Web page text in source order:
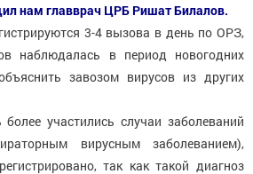
нам главврач ЦРБ Ришат Билалов.
3-4 вызова в день по ОРЗ,
наблюдалась в период новогодних
завозом вирусов из других
участились случаи заболеваний
вирусным заболеванием),
так как такой диагноз